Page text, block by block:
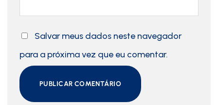
Salvar meus dados neste navegador
para a próxima vez que eu comentar.